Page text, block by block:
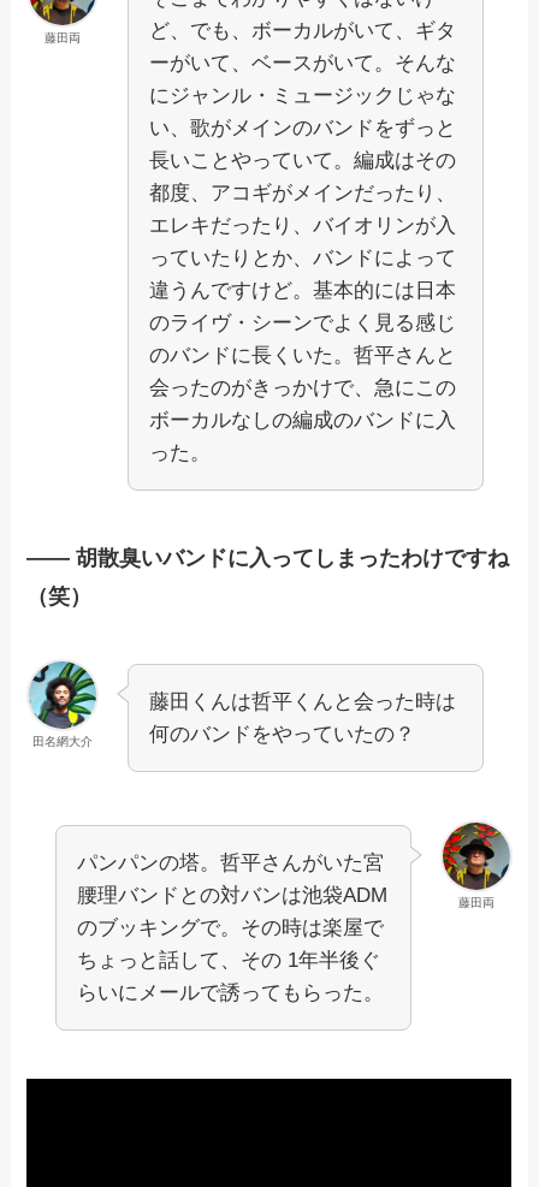
藤田両
ど、でも、ボーカルがいて、ギタ
ーがいて、ベースがいて。そんな
にジャンル・ミュージックじゃな
い、歌がメインのバンドをずっと
長いことやっていて。編成はその
都度、アコギがメインだったり、
エレキだったり、バイオリンが入
っていたりとか、バンドによって
違うんですけど。基本的には日本
のライヴ・シーンでよく見る感じ
のバンドに長くいた。哲平さんと
会ったのがきっかけで、急にこの
ボーカルなしの編成のバンドに入
った。
—— 胡散臭いバンドに入ってしまったわけですね
（笑）
田名網大介
藤田くんは哲平くんと会った時は
何のバンドをやっていたの？
藤田両
パンパンの塔。哲平さんがいた宮
腰理バンドとの対バンは池袋ADM
のブッキングで。その時は楽屋で
ちょっと話して、その 1年半後ぐ
らいにメールで誘ってもらった。